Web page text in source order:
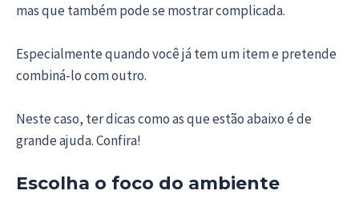
mas que também pode se mostrar complicada.
Especialmente quando você já tem um item e pretende
combiná-lo com outro.
Neste caso, ter dicas como as que estão abaixo é de
grande ajuda. Confira!
Escolha o foco do ambiente